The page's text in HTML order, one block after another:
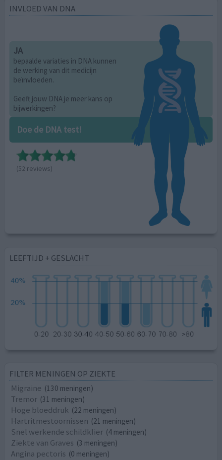
INVLOED VAN DNA
JA
bepaalde variaties in DNA kunnen
de werking van dit medicijn
beïnvloeden.
Geeft jouw DNA je meer kans op
bijwerkingen?
Doe de DNA test!
(52 reviews)
LEEFTIJD + GESLACHT
FILTER MENINGEN OP ZIEKTE
Migraine (130 meningen)
Tremor (31 meningen)
Hoge bloeddruk (22 meningen)
Hartritmestoornissen (21 meningen)
Snel werkende schildklier (4 meningen)
Ziekte van Graves (3 meningen)
Angina pectoris (0 meningen)